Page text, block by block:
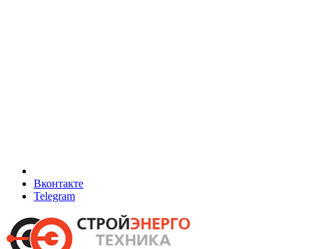
Вконтакте
Telegram